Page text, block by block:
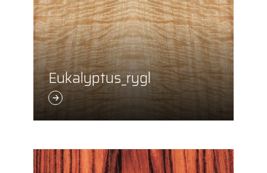
Eukalyptus_rygl